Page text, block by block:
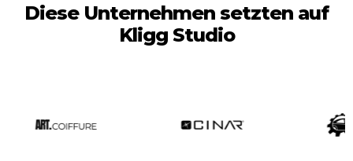
Diese Unternehmen setzten auf
Kligg Studio